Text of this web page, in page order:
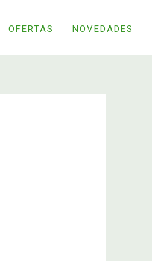
OFERTAS NOVEDADES